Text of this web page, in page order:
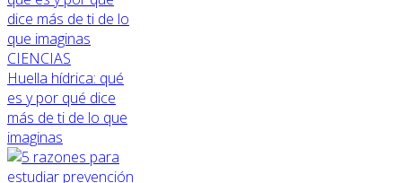
CIENCIAS
Huella hídrica: qué
es y por qué dice
más de ti de lo que
imaginas